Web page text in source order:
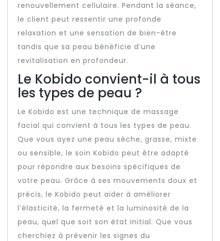
renouvellement cellulaire. Pendant la séance,
le client peut ressentir une profonde
relaxation et une sensation de bien-être
tandis que sa peau bénéficie d’une
revitalisation en profondeur.
Le Kobido convient-il à tous
les types de peau ?
Le Kobido est une technique de massage
facial qui convient à tous les types de peau.
Que vous ayez une peau sèche, grasse, mixte
ou sensible, le soin Kobido peut être adapté
pour répondre aux besoins spécifiques de
votre peau. Grâce à ses mouvements doux et
précis, le Kobido peut aider à améliorer
l’élasticité, la fermeté et la luminosité de la
peau, quel que soit son état initial. Que vous
cherchiez à prévenir les signes du